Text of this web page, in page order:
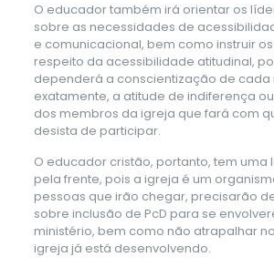
O educador também irá orientar os
sobre as necessidades de
e comunicacional, bem como instruir
respeito da acessibilidade atitudinal,
dependerá a conscientização de cada
exatamente, a atitude de indiferença
dos membros da igreja que fará com
desista de participar.
O educador cristão, portanto, tem uma
pela frente, pois a igreja é um
pessoas que irão chegar, precisarão
sobre inclusão de PcD para se
ministério, bem como não atrapalhar
igreja já está desenvolvendo.